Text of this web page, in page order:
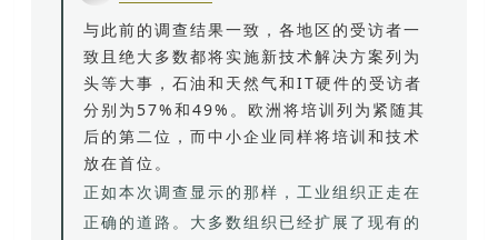
与此前的调查结果一致，各地区的受访者一
致且绝大多数都将实施新技术解决方案列为
头等大事，石油和天然气和IT硬件的受访者
分别为57%和49%。欧洲将培训列为紧随其
后的第二位，而中小企业同样将培训和技术
放在首位。
正如本次调查显示的那样，工业组织正走在
正确的道路。大多数组织已经扩展了现有的